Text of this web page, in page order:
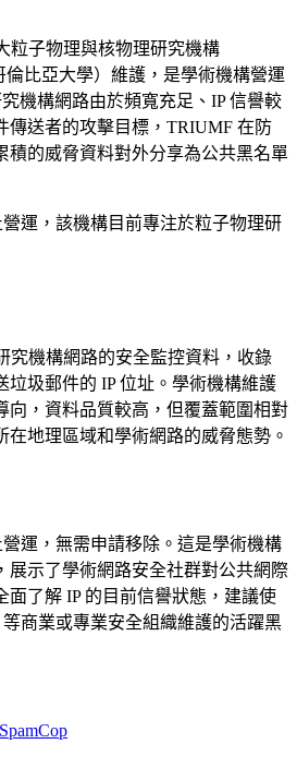
粒子物理與核物理研究機構
比亞大學）維護，是學術機構營運
機構網路由於頻寬充足、IP 信譽較
傳送者的攻擊目標，TRIUMF 在防
積的威脅資料對外分享為公共黑名單
運，該機構目前專注於粒子物理研
究機構網路的安全監控資料，收錄
垃圾郵件的 IP 位址。學術機構維護
向，資料品質較高，但覆蓋範圍相對
在地理區域和學術網路的威脅態勢。
運，無需申請移除。這是學術機構
展示了學術網路安全社群對公共網際
面了解 IP 的目前信譽狀態，建議使
等商業或專業安全組織維護的活躍黑
SpamCop